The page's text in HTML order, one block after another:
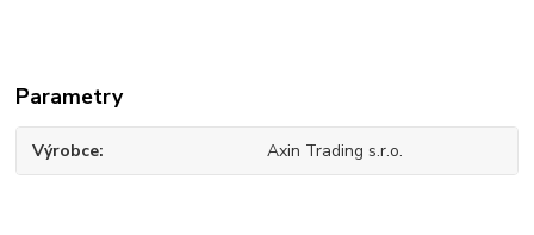
Parametry
Výrobce Axin Trading s.r.o.